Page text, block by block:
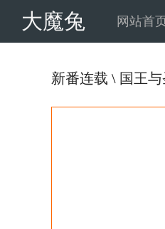
大魔兔 网站首
新番连载 \ 国王